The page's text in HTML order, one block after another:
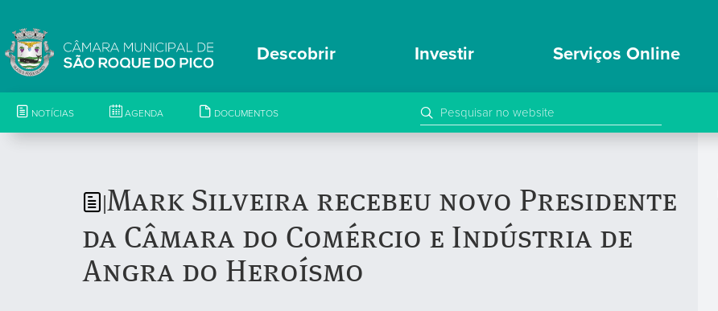
Descobrir Investir Serviços Online
NOTÍCIAS AGENDA DOCUMENTOS
Mark Silveira recebeu novo Presidente
da Câmara do Comércio e Indústria de
Angra do Heroísmo